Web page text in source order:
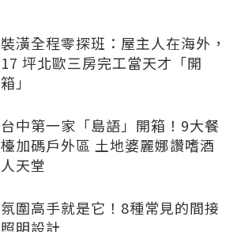
裝潢全程零探班：屋主人在海外，
17 坪北歐三房完工當天才「開
箱」
台中第一家「島語」開箱！9大餐
檯加碼戶外區 土地婆麗娜讚嗜酒
人天堂
氛圍高手就是它！8種常見的間接
照明設計